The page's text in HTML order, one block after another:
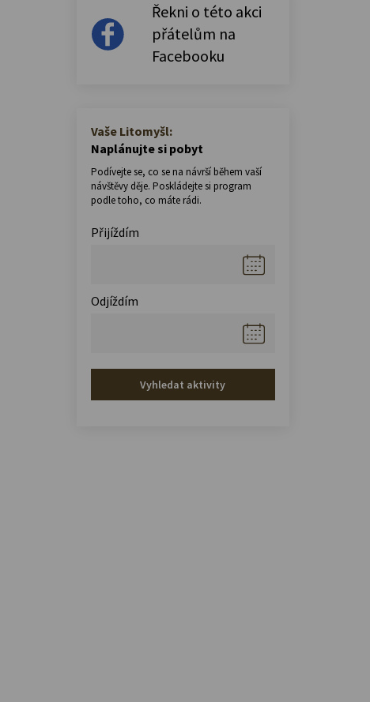
Řekni o této akci
přátelům na
Facebooku
Vaše Litomyšl:
Naplánujte si pobyt
Podívejte se, co se na návrší během vaší
návštěvy děje. Poskládejte si program
podle toho, co máte rádi.
Přijíždím
Odjíždím
Vyhledat aktivity